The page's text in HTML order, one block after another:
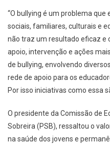
“O bullying é um problema
sociais, familiares, culturais e
não traz um resultado eficaz e
apoio, intervenção e ações
de bullying, envolvendo
rede de apoio para os
Por isso iniciativas como essa
O presidente da Comissão de
Sobreira (PSB), ressaltou o
na saúde dos jovens e